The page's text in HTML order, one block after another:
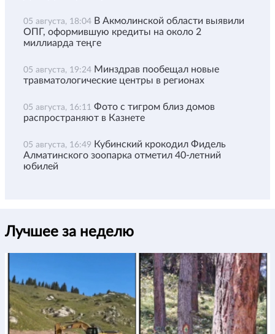
05 августа, 18:04 В Акмолинской области выявили
ОПГ, оформившую кредиты на около 2
миллиарда теңге
05 августа, 19:24 Минздрав пообещал новые
травматологические центры в регионах
05 августа, 16:11 Фото с тигром близ домов
распространяют в Казнете
05 августа, 16:49 Кубинский крокодил Фидель
Алматинского зоопарка отметил 40-летний
юбилей
Лучшее за неделю